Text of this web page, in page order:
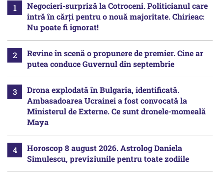
Negocieri-surpriză la Cotroceni. Politicianul care
intră în cărți pentru o nouă majoritate. Chirieac:
Nu poate fi ignorat!
Revine în scenă o propunere de premier. Cine ar
putea conduce Guvernul din septembrie
Drona explodată în Bulgaria, identificată.
Ambasadoarea Ucrainei a fost convocată la
Ministerul de Externe. Ce sunt dronele-momeală
Maya
Horoscop 8 august 2026. Astrolog Daniela
Simulescu, previziunile pentru toate zodiile